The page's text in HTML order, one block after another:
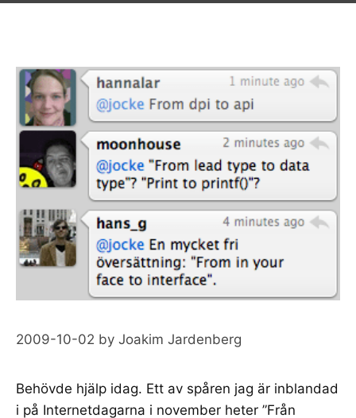
2009-10-02 by Joakim Jardenberg
Behövde hjälp idag. Ett av spåren jag är inblandad
i på Internetdagarna i november heter ”Från